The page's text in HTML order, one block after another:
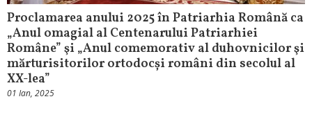
Proclamarea anului 2025 în Patriarhia Română ca
„Anul omagial al Centenarului Patriarhiei
Române” şi „Anul comemorativ al duhovnicilor şi
mărturisitorilor ortodocși români din secolul al
XX-lea”
01 Ian, 2025